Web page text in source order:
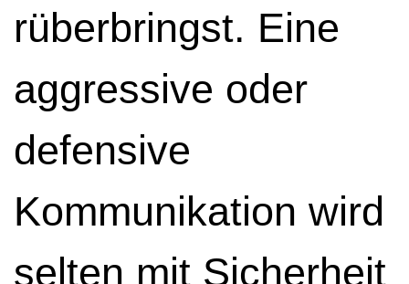
rüberbringst. Eine
aggressive oder
defensive
Kommunikation wird
selten mit Sicherheit